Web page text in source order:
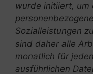
wurde initiiert, um
Sozialleistungen
sind daher alle
monatlich für
ausführlichen